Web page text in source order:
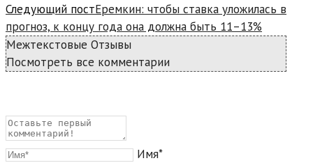
Следующий постЕремкин: чтобы ставка уложилась в
прогноз, к концу года она должна быть 11–13%
Межтекстовые Отзывы
Посмотреть все комментарии
Имя*